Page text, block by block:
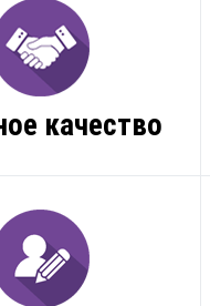
качество